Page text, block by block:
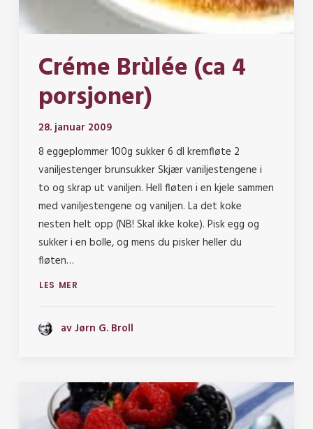
Créme Brùlée (ca 4
porsjoner)
28. januar 2009
8 eggeplommer 100g sukker 6 dl kremfløte 2
vaniljestenger brunsukker Skjær vaniljestengene i
to og skrap ut vaniljen. Hell fløten i en kjele sammen
med vaniljestengene og vaniljen. La det koke
nesten helt opp (NB! Skal ikke koke). Pisk egg og
sukker i en bolle, og mens du pisker heller du
fløten…
LES MER
av Jørn G. Broll